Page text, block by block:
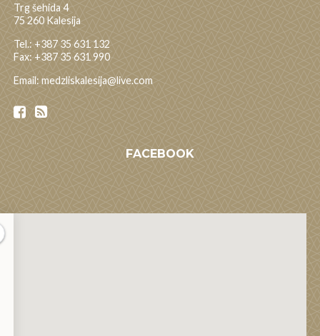
Trg šehida 4
75 260 Kalesija
Tel.: +387 35 631 132
Fax: +387 35 631 990
Email: medzliskalesija@live.com
FACEBOOK